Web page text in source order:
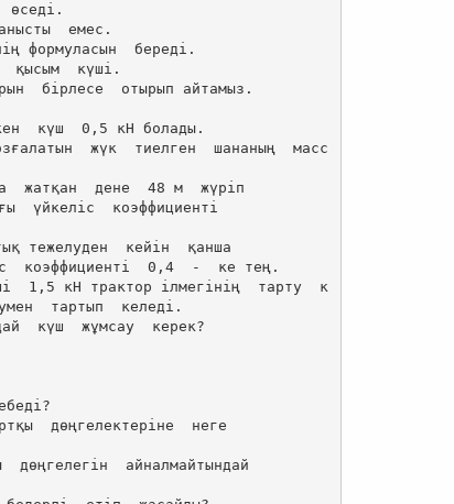
формуласын  береді.
күші.
бірлесе  отырып айтамыз.
күш  0,5 кН болады.
жүк  тиелген  шананың  масс
жатқан  дене  48 м  жүріп
үйкеліс  коэффициенті
тежелуден  кейін  қанша
коэффициенті  0,4  -  ке тең.
1,5 кН трактор ілмегінің  тарту  к
тартып  келеді.
күш  жұмсау  керек?
дөңгелектеріне  неге
айналмайтындай